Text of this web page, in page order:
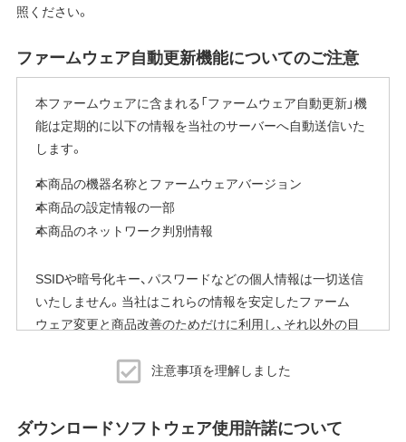
照ください。
ファームウェア自動更新機能についてのご注意
本ファームウェアに含まれる「ファームウェア自動更新」機
能は定期的に以下の情報を当社のサーバーへ自動送信いた
します。
本商品の機器名称とファームウェアバージョン
本商品の設定情報の一部
本商品のネットワーク判別情報
SSIDや暗号化キー、パスワードなどの個人情報は一切送信
いたしません。当社はこれらの情報を安定したファーム
ウェア変更と商品改善のためだけに利用し、それ以外の目
※本機能を停止する方法
完了後すぐにエアステーション設定ツールから商品本体の
注意事項を理解しました
ダウンロードソフトウェア使用許諾について